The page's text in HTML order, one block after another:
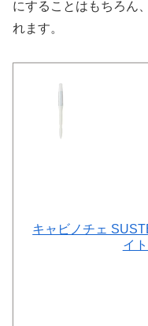
にすることはもちろん
れます。
キャビノチェ
イ